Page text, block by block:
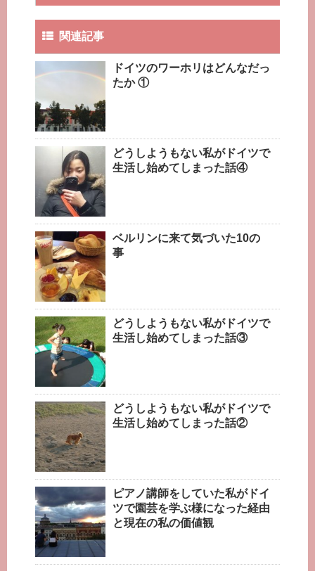
関連記事
ドイツのワーホリはどんなだっ
たか ①
どうしようもない私がドイツで
生活し始めてしまった話④
ベルリンに来て気づいた10の
事
どうしようもない私がドイツで
生活し始めてしまった話③
どうしようもない私がドイツで
生活し始めてしまった話②
ピアノ講師をしていた私がドイ
ツで園芸を学ぶ様になった経由
と現在の私の価値観